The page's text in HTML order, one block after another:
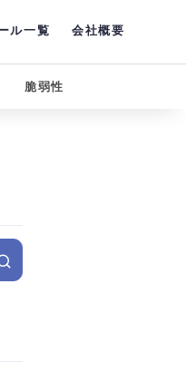
ル一覧 会社概要
脆弱性